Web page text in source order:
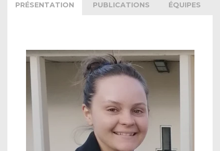
PRÉSENTATION PUBLICATIONS ÉQUIPES